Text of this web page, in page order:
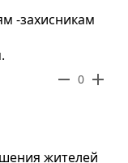
-захисникам
remove 0 add
жителей